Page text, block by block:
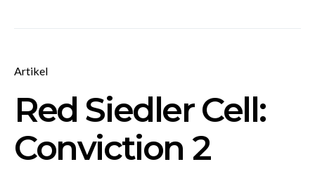
Artikel
Red Siedler Cell:
Conviction 2